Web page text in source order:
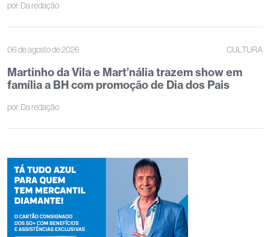
por:Da redação
06 de agosto de 2026 CULTURA
Martinho da Vila e Mart’nália trazem show em
família a BH com promoção de Dia dos Pais
por:Da redação